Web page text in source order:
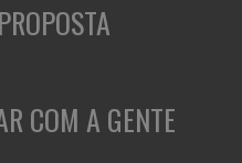
COM A GENTE